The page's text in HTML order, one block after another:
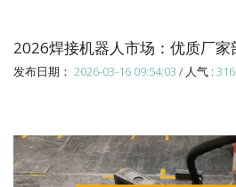
2026焊接机器人市场：优质厂家
发布日期： 2026-03-16 09:54:03 / 人气 : 316